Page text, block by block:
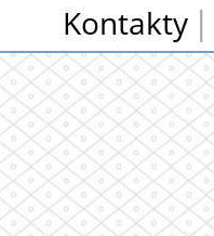
Kontakty